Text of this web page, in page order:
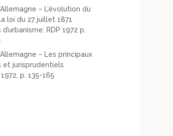
– L’évolution du
loi du 27 juillet 1871
RDP 1972 p.
– Les principaux
jurisprudentiels
p. 135-165